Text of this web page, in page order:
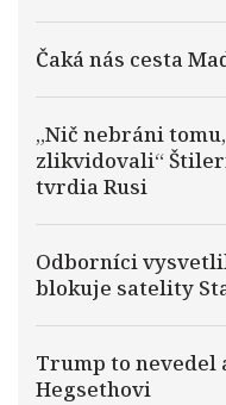
Čaká nás cesta
„Nič nebráni
zlikvidovali“
tvrdia Rusi
Odborníci
blokuje satelity
Trump to nevedel
Hegsethovi